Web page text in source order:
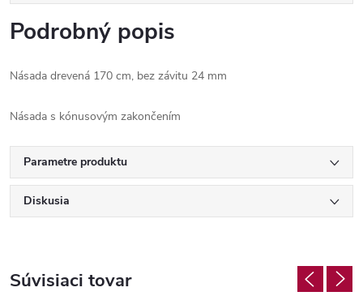
Podrobný popis
Násada drevená 170 cm, bez závitu 24 mm
Násada s kónusovým zakončením
Parametre produktu
Diskusia
Súvisiaci tovar